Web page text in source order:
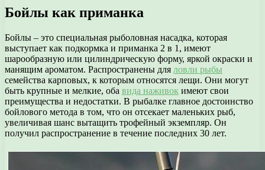
Бойлы как приманка
Бойлы – это специальная рыболовная насадка, которая
выступает как подкормка и приманка 2 в 1, имеют
шарообразную или цилиндрическую форму, яркой окраски и
манящим ароматом. Распространены для ловли рыбы
семейства карповых, к которым относятся лещи. Они могут
быть крупные и мелкие, оба вида наживок имеют свои
преимущества и недостатки. В рыбалке главное достоинство
бойлового метода в том, что он отсекает маленьких рыб,
увеличивая шанс вытащить трофейный экземпляр. Он
получил распространение в течение последних 30 лет.